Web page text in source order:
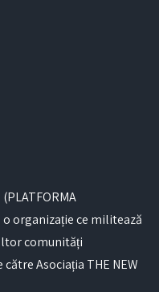
(PLATFORMA
o organizație ce militează
comunități
Asociația THE NEW